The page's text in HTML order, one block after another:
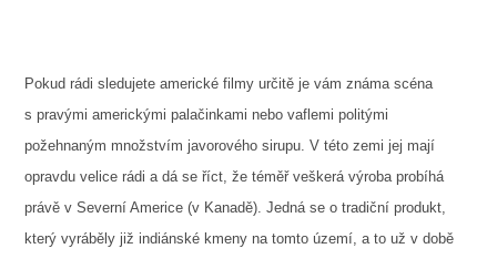
Pokud rádi sledujete americké filmy určitě je vám známa scéna
s pravými americkými palačinkami nebo vaflemi politými
požehnaným množstvím javorového sirupu. V této zemi jej mají
opravdu velice rádi a dá se říct, že téměř veškerá výroba probíhá
právě v Severní Americe (v Kanadě). Jedná se o tradiční produkt,
který vyráběly již indiánské kmeny na tomto území, a to už v době